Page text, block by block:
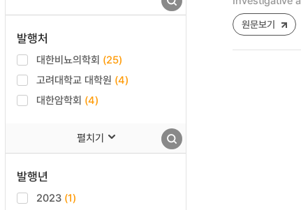
발행처
대한비뇨의학회 (25)
고려대학교 대학원 (4)
대한암학회 (4)
펼치기
발행년
2023 (1)
원문보기